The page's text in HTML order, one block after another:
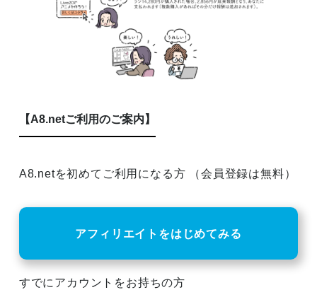
【A8.netご利用のご案内】
A8.netを初めてご利用になる方 （会員登録は無料）
アフィリエイトをはじめてみる
すでにアカウントをお持ちの方